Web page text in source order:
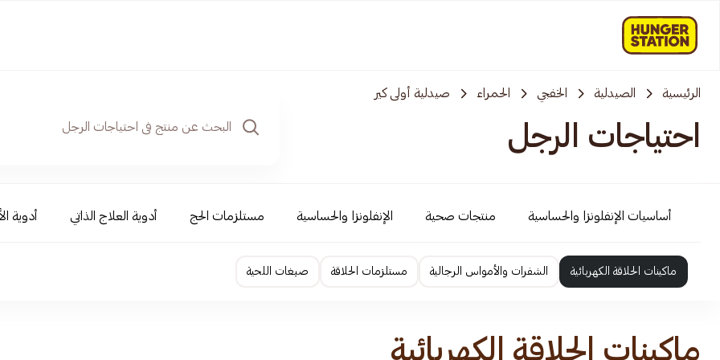
الرئيسية الصيدلية الخفجي الحمراء صيدلية أولى كير
احتياجات الرجل
أساسيات الإنفلونزا والحساسية منتجات صحية الإنفلونزا والحساسية مستلزمات الحج أدوية العلاج الذاتي أدوية
ماكينات الحلاقة الكهربائية الشفرات والأمواس الرجالية مستلزمات الحلاقة صبغات اللحية
ماكينات الحلاقة الكهربائية